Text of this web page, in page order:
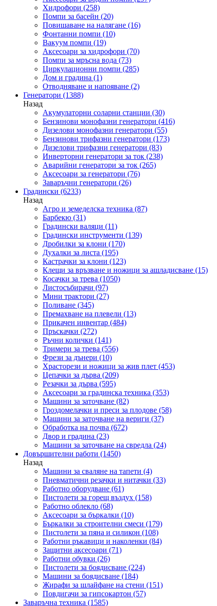
Хидрофори (258)
Помпи за басейн (20)
Повишаване на налягане (16)
Фонтанни помпи (10)
Вакуум помпи (19)
Аксесоари за хидрофори (70)
Помпи за мръсна вода (73)
Циркулационни помпи (285)
Дом и градина (1)
Отводняване и напояване (2)
Генератори (1388)
Назад
Акумулаторни соларни станции (30)
Бензинови монофазни генератори (416)
Дизелови монофазни генератори (55)
Бензинови трифазни генератори (173)
Дизелови трифазни генератори (83)
Инверторни генератори за ток (238)
Аварийни генератори за ток (265)
Аксесоари за генератори (76)
Заваръчни генератори (26)
Градински (6233)
Назад
Агро и земеделска техника (87)
Барбекю (31)
Градински валяци (11)
Градински инструменти (139)
Дробилки за клони (170)
Духалки за листа (195)
Кастрачки за клони (123)
Клещи за връзване и ножици за ашладисване (15)
Косачки за трева (1050)
Листосъбирачи (97)
Мини трактори (27)
Поливане (345)
Премахване на плевели (13)
Прикачен инвентар (484)
Пръскачки (272)
Ръчни колички (141)
Тримери за трева (556)
Фрези за дънери (10)
Храсторези и ножици за жив плет (453)
Цепачки за дърва (209)
Резачки за дърва (595)
Аксесоари за градинска техника (353)
Машини за заточване (82)
Гроздомелачки и преси за плодове (58)
Машини за заточване на вериги (37)
Обработка на почва (672)
Двор и градина (23)
Машини за заточване на свредла (24)
Довършителни работи (1450)
Назад
Машини за сваляне на тапети (4)
Пневматични резачки и нитачки (33)
Работно оборудване (61)
Пистолети за горещ въздух (158)
Работно облекло (68)
Аксесоари за бъркалки (10)
Бъркалки за строителни смеси (179)
Пистолети за пяна и силикон (108)
Работни ръкавици и наколенки (84)
Защитни аксесоари (71)
Работни обувки (26)
Пистолети за боядисване (224)
Машини за боядисване (184)
Жирафи за шлайфане на стени (151)
Повдигачи за гипсокартон (57)
Заваръчна техника (1585)